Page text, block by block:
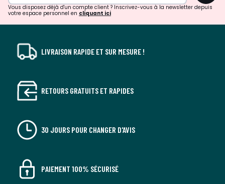
Vous disposez déjà d'un compte client ? Inscrivez-vous à la newsletter depuis
votre espace personnel en cliquant ici
LIVRAISON RAPIDE ET SUR MESURE !
RETOURS GRATUITS ET RAPIDES
30 JOURS POUR CHANGER D'AVIS
PAIEMENT 100% SÉCURISÉ